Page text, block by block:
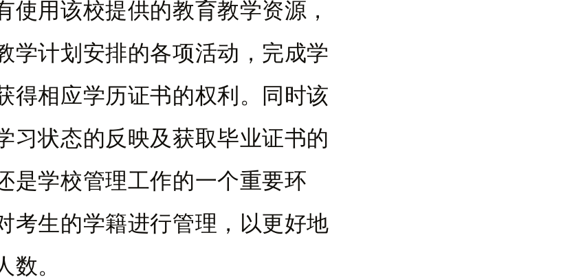
使用该校提供的教育教学资源，
学计划安排的各项活动，完成学
得相应学历证书的权利。同时该
习状态的反映及获取毕业证书的
是学校管理工作的一个重要环
考生的学籍进行管理，以更好地
数。